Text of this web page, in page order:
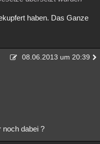
haben. Das Ganze
08.06.2013 um 20:39
noch dabei ?